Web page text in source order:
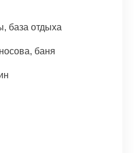
база отдыха
баня